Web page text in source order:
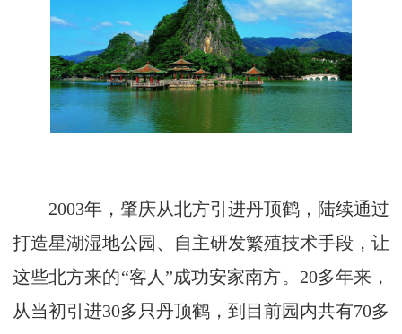
2003年，肇庆从北方引进丹顶鹤，陆续通过
打造星湖湿地公园、自主研发繁殖技术手段，让
这些北方来的“客人”成功安家南方。20多年来，
从当初引进30多只丹顶鹤，到目前园内共有70多